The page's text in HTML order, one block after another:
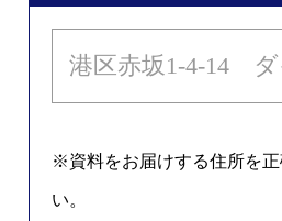
※資料をお届けする住所を正
い。